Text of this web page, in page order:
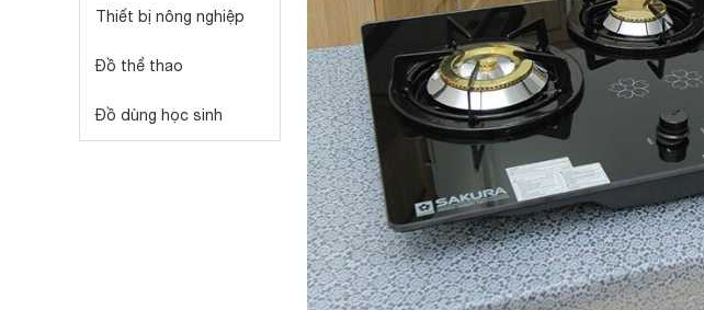
Thiết bị nông nghiệp
Đồ thể thao
Đồ dùng học sinh